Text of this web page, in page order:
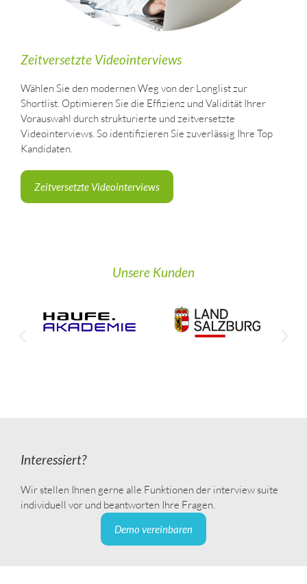
Zeitversetzte Videointerviews
Wählen Sie den modernen Weg von der Longlist zur
Shortlist. Optimieren Sie die Effizienz und Validität Ihrer
Vorauswahl durch strukturierte und zeitversetzte
Videointerviews. So identifizieren Sie zuverlässig Ihre Top
Kandidaten.
Zeitversetzte Videointerviews
Unsere Kunden
Interessiert?
Wir stellen Ihnen gerne alle Funktionen der interview suite
individuell vor und beantworten Ihre Fragen.
Demo vereinbaren